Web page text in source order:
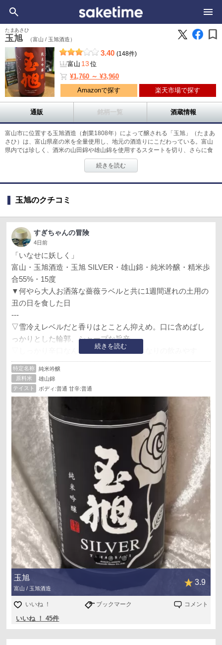
玉旭
たまあさひ
（富山 / 玉旭酒造） bookmark
3.40 (148件)
富山 13 位
shopping_cart ¥1,760 ～ ¥3,960
Amazonで探す 楽天市場で探す
通販 銘柄一覧 酒蔵情報
富山市に位置する玉旭酒造（創業1808年）によって醸される「玉旭」（たまあ
さひ）は、富山県産の米を全量使用し、地元の酒造りにこだわっている。富山
県内では珍しく、酒米の山田錦や雄山錦を使用するスタートを切り、さらに食
米としても知られる富富富（ふふふ）も採用している。「玉旭」という名前に
は、特別な意味が込められている。「玉」は「おおらかさ」を象徴し、誰から
理、おわら風の踊り、祭りの曳山などを「照らす」ような飲み物でありたいと
続きを読む
玉旭のクチコミ
すぎちゃんの冒険
4日前
続きを読む
「いなせに妖しく」
富山・玉旭酒造・玉旭 SILVER・雄山錦・純米吟醸・精米歩
合55%・15度
▼何やら大人お洒落な薔薇ラベルと共に1週間遅れの土用の
丑の日を食した日
---
▽雪冷えレベルだと香りはとことん抑えめ。口に含めばし
っかりとした輪郭、シャープな旨辛
▽しっかり辛口なんだけど婦女子にもかなりの飲みやす
さ。甘くもあり、旨味もあり、柔らかさもあり、ベースを
奏でる穏やかな苦味もあり
▽綺麗なモダンテイストを纏ったいなせな美青年。だけど
お嬢さん実はこの男微かにザ日本酒風味も出せますから気
をつけて。そんな何か素性の妖しさみたいなのが黒地に銀
の薔薇ラベルと怖いほどマッチしていたりする(笑)
特定名称
純米吟醸
原料米
雄山錦
テイスト
ボディ:普通 甘辛:普通
玉旭
富山 / 玉旭酒造
3.9
いいね ！ ブックマーク コメント
いいね ！ 45件